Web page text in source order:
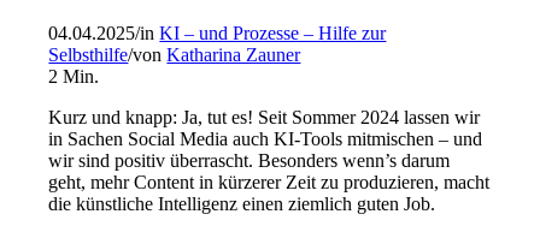
04.04.2025/inKI – und Prozesse – Hilfe zur
Selbsthilfe/vonKatharina Zauner
2 Min.
Kurz und knapp: Ja, tut es! Seit Sommer 2024 lassen wir
in Sachen Social Media auch KI-Tools mitmischen – und
wir sind positiv überrascht. Besonders wenn’s darum
geht, mehr Content in kürzerer Zeit zu produzieren, macht
die künstliche Intelligenz einen ziemlich guten Job.